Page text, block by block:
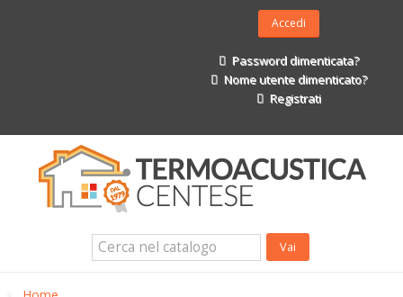
Password dimenticata?
Nome utente dimenticato?
Registrati
Impermeabilizzanti per l'edilizia
Isolanti Termici, cartongesso e sistemi a secco
Isolanti Acustici
Porte e Finestre